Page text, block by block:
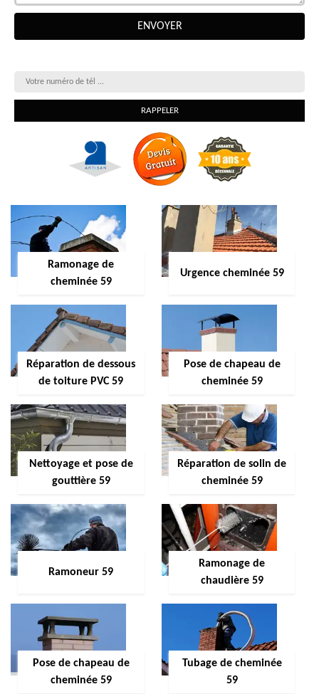
Ramonage de
cheminée 59
Urgence cheminée 59
Réparation de dessous
de toiture PVC 59
Pose de chapeau de
cheminée 59
Nettoyage et pose de
gouttière 59
Réparation de solin de
cheminée 59
Ramoneur 59
Ramonage de
chaudière 59
Pose de chapeau de
cheminée 59
Tubage de cheminée
59